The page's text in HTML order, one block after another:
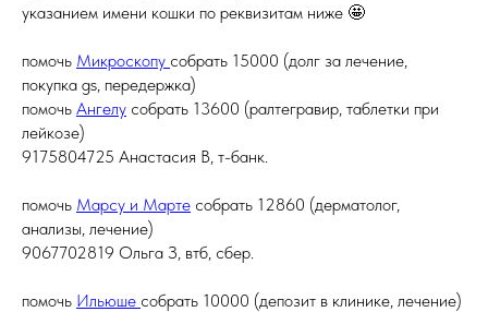
указанием имени кошки по реквизитам ниже 🤩
помочь Микроскопу собрать 15000 (долг за лечение,
покупка gs, передержка)
помочь Ангелу собрать 13600 (ралтегравир, таблетки при
лейкозе)
9175804725 Анастасия В, т-банк.
помочь Марсу и Марте собрать 12860 (дерматолог,
анализы, лечение)
9067702819 Ольга З, втб, сбер.
помочь Ильюше собрать 10000 (депозит в клинике, лечение)